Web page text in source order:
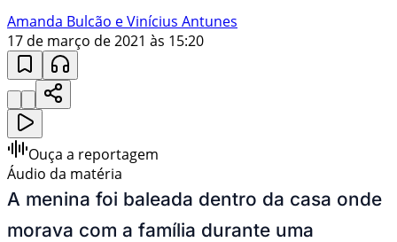
Amanda Bulcão e Vinícius Antunes
17 de março de 2021 às 15:20
Ouça a reportagem
Áudio da matéria
A menina foi baleada dentro da casa onde
morava com a família durante uma